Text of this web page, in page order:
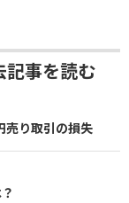
記事を読む
売り取引の損失